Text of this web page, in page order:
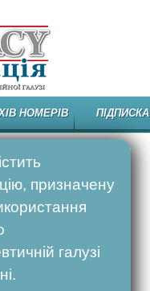
НОМЕРІВ ПІДПИСКА
призначену
галузі